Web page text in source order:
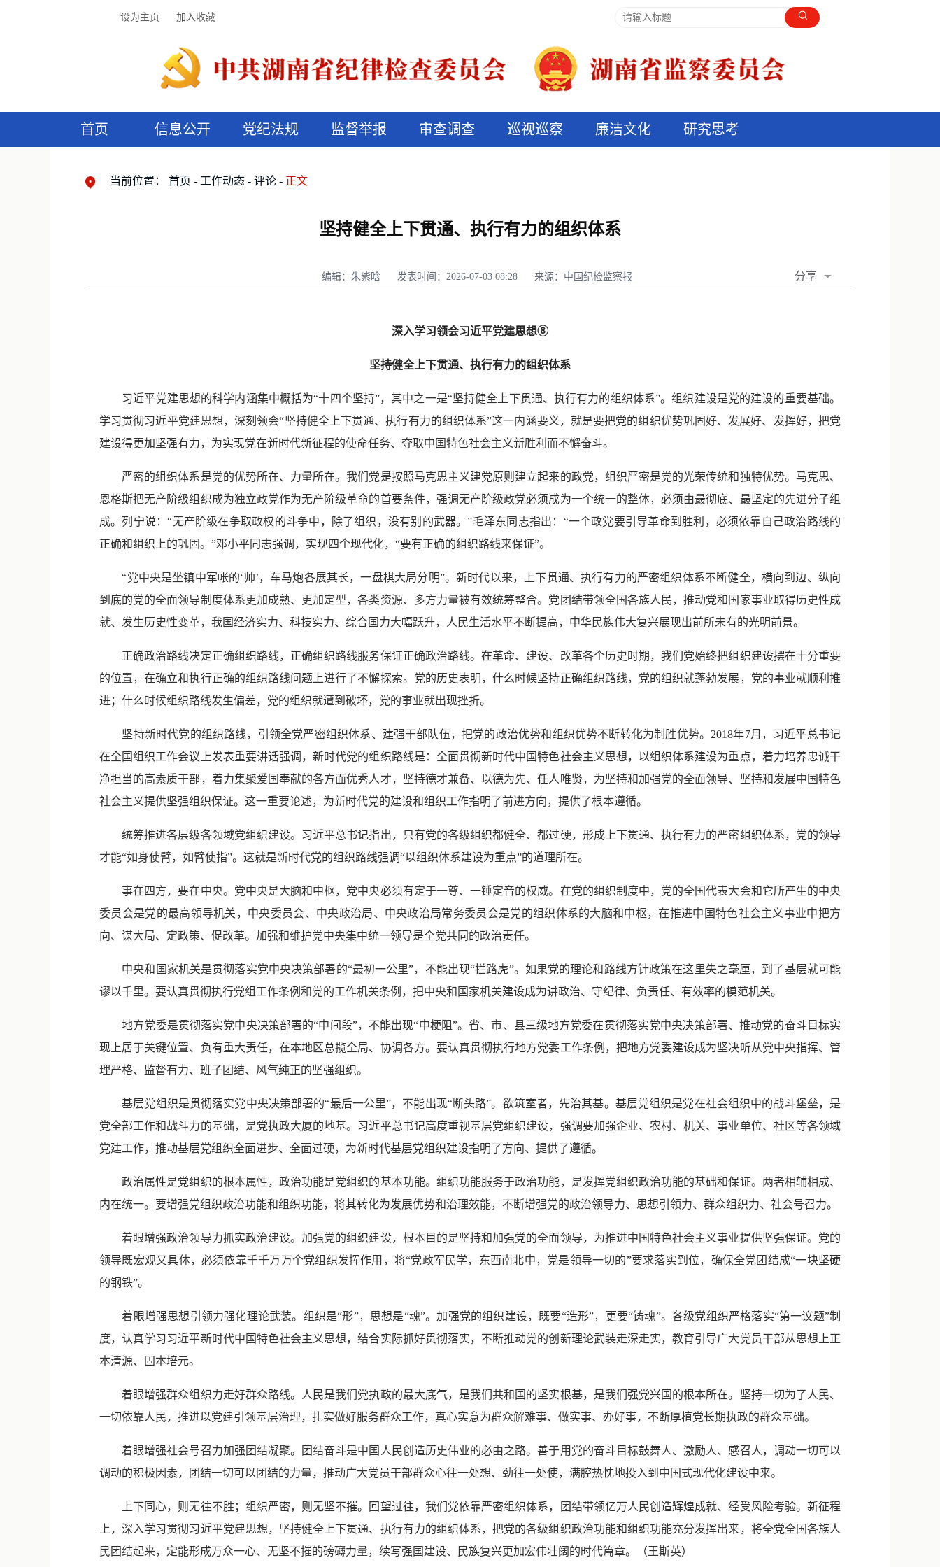
设为主页 加入收藏
首页 信息公开 党纪法规 监督举报 审查调查 巡视巡察 廉洁文化 研究思考
当前位置： 首页 工作动态 评论 正文
坚持健全上下贯通、执行有力的组织体系
编辑：朱紫晗 发表时间：2026-07-03 08:28 来源：中国纪检监察报 分享
深入学习领会习近平党建思想⑧
坚持健全上下贯通、执行有力的组织体系
习近平党建思想的科学内涵集中概括为“十四个坚持”，其中之一是“坚持健全上下贯通、执行有力的组织体系”。组织建设是党的建设的重要基础。
学习贯彻习近平党建思想，深刻领会“坚持健全上下贯通、执行有力的组织体系”这一内涵要义，就是要把党的组织优势巩固好、发展好、发挥好，把党
建设得更加坚强有力，为实现党在新时代新征程的使命任务、夺取中国特色社会主义新胜利而不懈奋斗。
严密的组织体系是党的优势所在、力量所在。我们党是按照马克思主义建党原则建立起来的政党，组织严密是党的光荣传统和独特优势。马克思、
恩格斯把无产阶级组织成为独立政党作为无产阶级革命的首要条件，强调无产阶级政党必须成为一个统一的整体，必须由最彻底、最坚定的先进分子组
成。列宁说：“无产阶级在争取政权的斗争中，除了组织，没有别的武器。”毛泽东同志指出：“一个政党要引导革命到胜利，必须依靠自己政治路线的
正确和组织上的巩固。”邓小平同志强调，实现四个现代化，“要有正确的组织路线来保证”。
“党中央是坐镇中军帐的‘帅’，车马炮各展其长，一盘棋大局分明”。新时代以来，上下贯通、执行有力的严密组织体系不断健全，横向到边、纵向
到底的党的全面领导制度体系更加成熟、更加定型，各类资源、多方力量被有效统筹整合。党团结带领全国各族人民，推动党和国家事业取得历史性成
就、发生历史性变革，我国经济实力、科技实力、综合国力大幅跃升，人民生活水平不断提高，中华民族伟大复兴展现出前所未有的光明前景。
正确政治路线决定正确组织路线，正确组织路线服务保证正确政治路线。在革命、建设、改革各个历史时期，我们党始终把组织建设摆在十分重要
的位置，在确立和执行正确的组织路线问题上进行了不懈探索。党的历史表明，什么时候坚持正确组织路线，党的组织就蓬勃发展，党的事业就顺利推
进；什么时候组织路线发生偏差，党的组织就遭到破坏，党的事业就出现挫折。
坚持新时代党的组织路线，引领全党严密组织体系、建强干部队伍，把党的政治优势和组织优势不断转化为制胜优势。2018年7月，习近平总书记
在全国组织工作会议上发表重要讲话强调，新时代党的组织路线是：全面贯彻新时代中国特色社会主义思想，以组织体系建设为重点，着力培养忠诚干
净担当的高素质干部，着力集聚爱国奉献的各方面优秀人才，坚持德才兼备、以德为先、任人唯贤，为坚持和加强党的全面领导、坚持和发展中国特色
社会主义提供坚强组织保证。这一重要论述，为新时代党的建设和组织工作指明了前进方向，提供了根本遵循。
统筹推进各层级各领域党组织建设。习近平总书记指出，只有党的各级组织都健全、都过硬，形成上下贯通、执行有力的严密组织体系，党的领导
才能“如身使臂，如臂使指”。这就是新时代党的组织路线强调“以组织体系建设为重点”的道理所在。
事在四方，要在中央。党中央是大脑和中枢，党中央必须有定于一尊、一锤定音的权威。在党的组织制度中，党的全国代表大会和它所产生的中央
委员会是党的最高领导机关，中央委员会、中央政治局、中央政治局常务委员会是党的组织体系的大脑和中枢，在推进中国特色社会主义事业中把方
向、谋大局、定政策、促改革。加强和维护党中央集中统一领导是全党共同的政治责任。
中央和国家机关是贯彻落实党中央决策部署的“最初一公里”，不能出现“拦路虎”。如果党的理论和路线方针政策在这里失之毫厘，到了基层就可能
谬以千里。要认真贯彻执行党组工作条例和党的工作机关条例，把中央和国家机关建设成为讲政治、守纪律、负责任、有效率的模范机关。
地方党委是贯彻落实党中央决策部署的“中间段”，不能出现“中梗阻”。省、市、县三级地方党委在贯彻落实党中央决策部署、推动党的奋斗目标实
现上居于关键位置、负有重大责任，在本地区总揽全局、协调各方。要认真贯彻执行地方党委工作条例，把地方党委建设成为坚决听从党中央指挥、管
理严格、监督有力、班子团结、风气纯正的坚强组织。
基层党组织是贯彻落实党中央决策部署的“最后一公里”，不能出现“断头路”。欲筑室者，先治其基。基层党组织是党在社会组织中的战斗堡垒，是
党全部工作和战斗力的基础，是党执政大厦的地基。习近平总书记高度重视基层党组织建设，强调要加强企业、农村、机关、事业单位、社区等各领域
党建工作，推动基层党组织全面进步、全面过硬，为新时代基层党组织建设指明了方向、提供了遵循。
政治属性是党组织的根本属性，政治功能是党组织的基本功能。组织功能服务于政治功能，是发挥党组织政治功能的基础和保证。两者相辅相成、
内在统一。要增强党组织政治功能和组织功能，将其转化为发展优势和治理效能，不断增强党的政治领导力、思想引领力、群众组织力、社会号召力。
着眼增强政治领导力抓实政治建设。加强党的组织建设，根本目的是坚持和加强党的全面领导，为推进中国特色社会主义事业提供坚强保证。党的
领导既宏观又具体，必须依靠千千万万个党组织发挥作用，将“党政军民学，东西南北中，党是领导一切的”要求落实到位，确保全党团结成“一块坚硬
的钢铁”。
着眼增强思想引领力强化理论武装。组织是“形”，思想是“魂”。加强党的组织建设，既要“造形”，更要“铸魂”。各级党组织严格落实“第一议题”制
度，认真学习习近平新时代中国特色社会主义思想，结合实际抓好贯彻落实，不断推动党的创新理论武装走深走实，教育引导广大党员干部从思想上正
本清源、固本培元。
着眼增强群众组织力走好群众路线。人民是我们党执政的最大底气，是我们共和国的坚实根基，是我们强党兴国的根本所在。坚持一切为了人民、
一切依靠人民，推进以党建引领基层治理，扎实做好服务群众工作，真心实意为群众解难事、做实事、办好事，不断厚植党长期执政的群众基础。
着眼增强社会号召力加强团结凝聚。团结奋斗是中国人民创造历史伟业的必由之路。善于用党的奋斗目标鼓舞人、激励人、感召人，调动一切可以
调动的积极因素，团结一切可以团结的力量，推动广大党员干部群众心往一处想、劲往一处使，满腔热忱地投入到中国式现代化建设中来。
上下同心，则无往不胜；组织严密，则无坚不摧。回望过往，我们党依靠严密组织体系，团结带领亿万人民创造辉煌成就、经受风险考验。新征程
上，深入学习贯彻习近平党建思想，坚持健全上下贯通、执行有力的组织体系，把党的各级组织政治功能和组织功能充分发挥出来，将全党全国各族人
民团结起来，定能形成万众一心、无坚不摧的磅礴力量，续写强国建设、民族复兴更加宏伟壮阔的时代篇章。（王斯英）